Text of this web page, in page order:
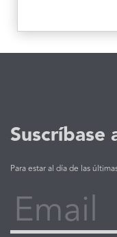
Para estar al día de las
Email